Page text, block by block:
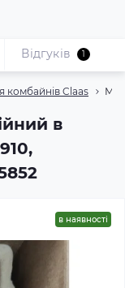
комбайнів Claas
в
Відгуків 1
в наявності